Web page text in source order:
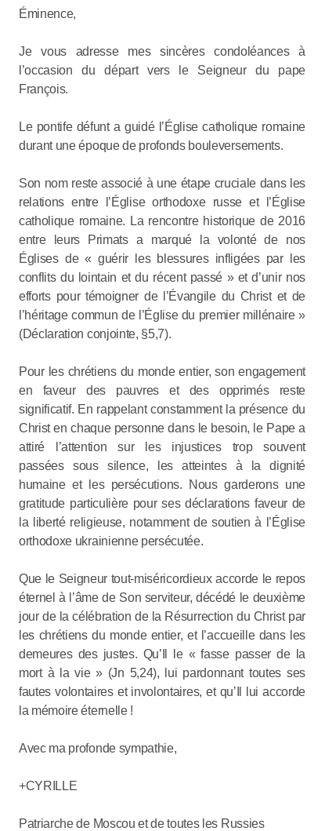
Éminence,
Je vous adresse mes sincères condoléances à
l’occasion du départ vers le Seigneur du pape
François.
Le pontife défunt a guidé l’Église catholique romaine
durant une époque de profonds bouleversements.
Son nom reste associé à une étape cruciale dans les
relations entre l’Église orthodoxe russe et l’Église
catholique romaine. La rencontre historique de 2016
entre leurs Primats a marqué la volonté de nos
Églises de « guérir les blessures infligées par les
conflits du lointain et du récent passé » et d’unir nos
efforts pour témoigner de l’Évangile du Christ et de
l’héritage commun de l’Église du premier millénaire »
(Déclaration conjointe, §5,7).
Pour les chrétiens du monde entier, son engagement
en faveur des pauvres et des opprimés reste
significatif. En rappelant constamment la présence du
Christ en chaque personne dans le besoin, le Pape a
attiré l’attention sur les injustices trop souvent
passées sous silence, les atteintes à la dignité
humaine et les persécutions. Nous garderons une
gratitude particulière pour ses déclarations faveur de
la liberté religieuse, notamment de soutien à l’Église
orthodoxe ukrainienne persécutée.
Que le Seigneur tout-miséricordieux accorde le repos
éternel à l’âme de Son serviteur, décédé le deuxième
jour de la célébration de la Résurrection du Christ par
les chrétiens du monde entier, et l’accueille dans les
demeures des justes. Qu’Il le « fasse passer de la
mort à la vie » (Jn 5,24), lui pardonnant toutes ses
fautes volontaires et involontaires, et qu’Il lui accorde
la mémoire éternelle !
Avec ma profonde sympathie,
+CYRILLE
Patriarche de Moscou et de toutes les Russies